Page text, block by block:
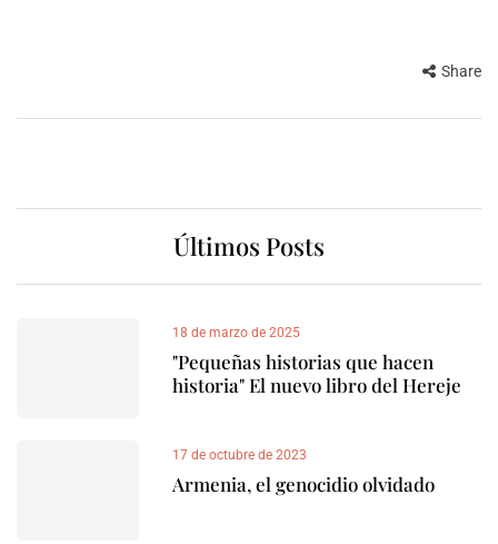
Share
Últimos Posts
18 de marzo de 2025
"Pequeñas historias que hacen
historia" El nuevo libro del Hereje
17 de octubre de 2023
Armenia, el genocidio olvidado